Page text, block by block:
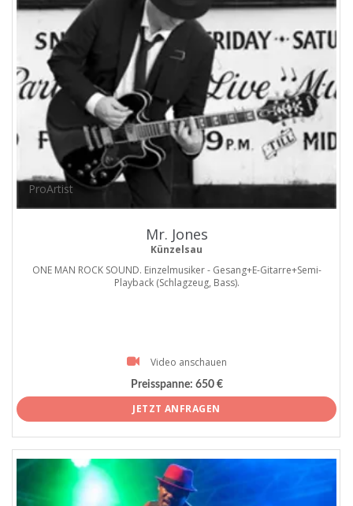
ProArtist
Mr. Jones
Künzelsau
ONE MAN ROCK SOUND. Einzelmusiker - Gesang+E-Gitarre+Semi-
Playback (Schlagzeug, Bass).
Video anschauen
Preisspanne: 650 €
JETZT ANFRAGEN